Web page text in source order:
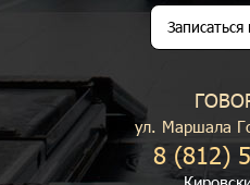
ул. Маршала
8 (812)